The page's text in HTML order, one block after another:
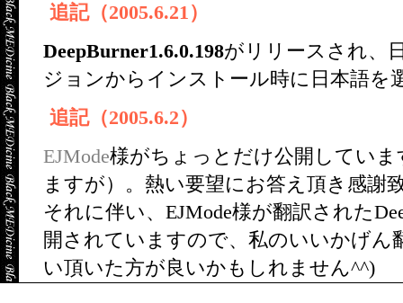
追記（2005.6.21）
DeepBurner1.6.0.198がリリースされ、
ジョンからインストール時に日本語を
追記（2005.6.2）
EJMode様がちょっとだけ公開してい
ますが）。熱い要望にお答え頂き感謝
それに伴い、EJMode様が翻訳された
開されていますので、私のいいかげ
い頂いた方が良いかもしれません^^)